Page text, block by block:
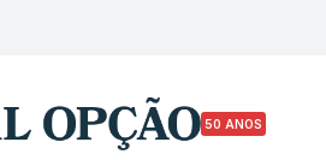
50 ANOS